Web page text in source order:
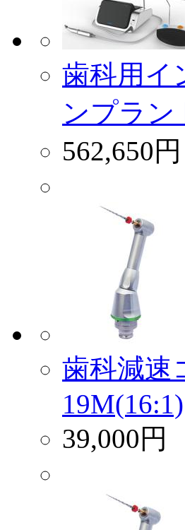
歯科用イ
ンプラン
562,650円
歯科減速
19M(16:1)
39,000円